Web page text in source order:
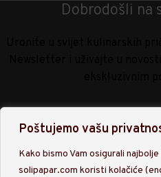
Poštujemo vašu
Kako bismo Vam osigurali
solipapar.com koristi kolačiće
Dobrodošli na